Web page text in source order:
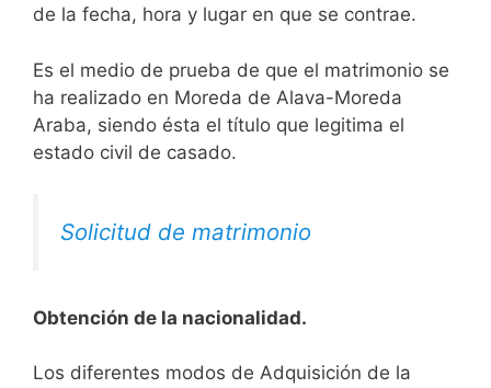
de la fecha, hora y lugar en que se contrae.
Es el medio de prueba de que el matrimonio se
ha realizado en Moreda de Alava-Moreda
Araba, siendo ésta el título que legitima el
estado civil de casado.
Solicitud de matrimonio
Obtención de la nacionalidad.
​​​Los diferentes modos de Adquisición de la